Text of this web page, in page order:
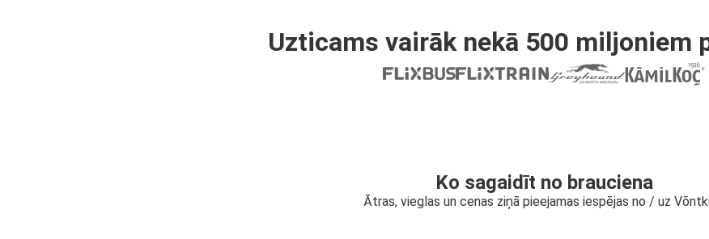
Uzticams vairāk nekā 500 miljoniem
Ko sagaidīt no brauciena
Ātras, vieglas un cenas ziņā pieejamas iespējas no / uz